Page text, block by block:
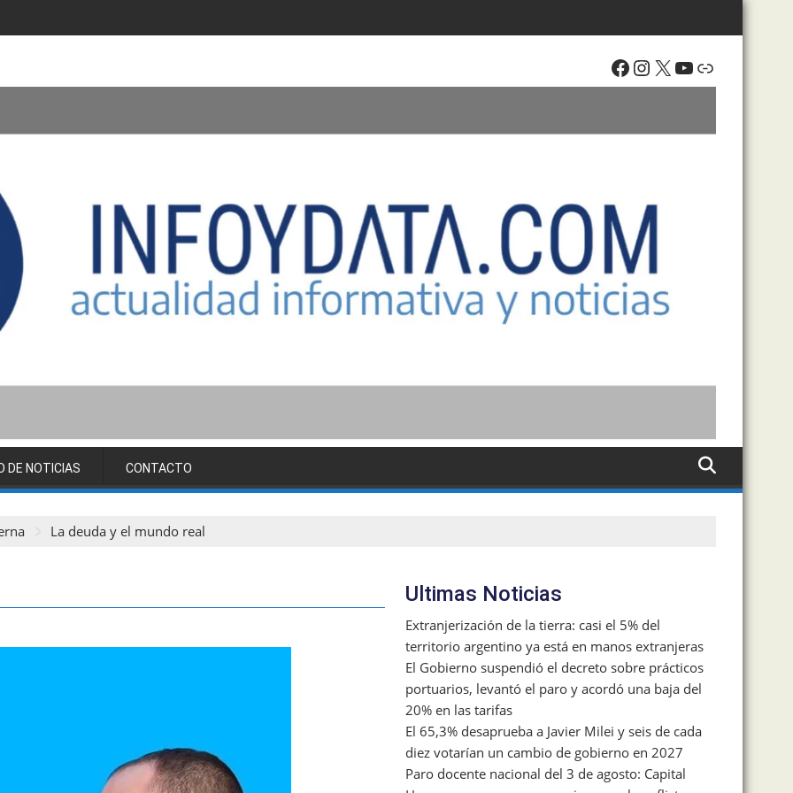
Facebook
Instagram
X YouTube
Enlace
DE NOTICIAS CONTACTO
La deuda y el mundo real
Ultimas Noticias
Extranjerización de la tierra: casi el 5% del
territorio argentino ya está en manos extranjeras
El Gobierno suspendió el decreto sobre prácticos
portuarios, levantó el paro y acordó una baja del
20% en las tarifas
El 65,3% desaprueba a Javier Milei y seis de cada
diez votarían un cambio de gobierno en 2027
Paro docente nacional del 3 de agosto: Capital